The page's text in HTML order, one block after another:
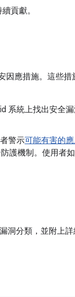
貢獻。
因應措施。這些措
系統上找出安全
警示可能有害的
護機制。使用者
洞分類，並附上